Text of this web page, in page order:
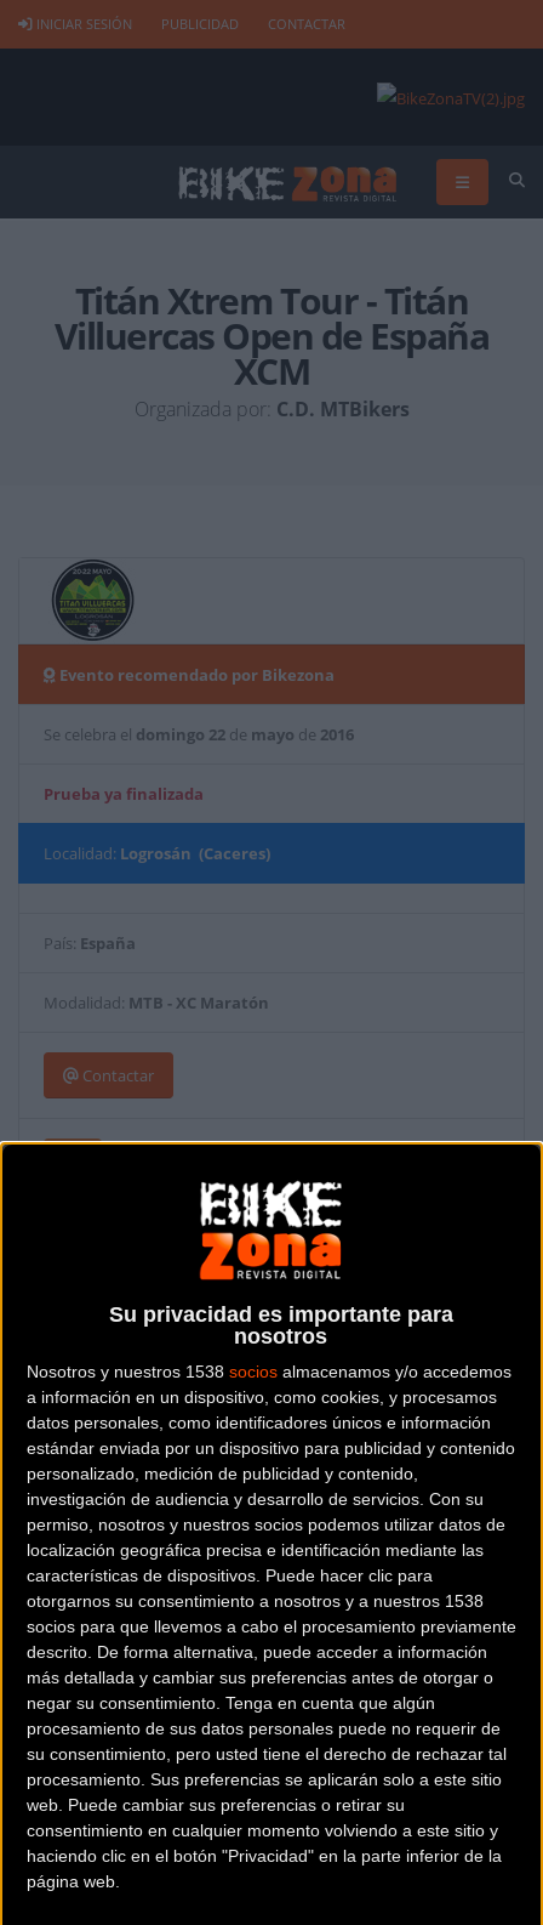
Su privacidad es importante para
nosotros
Nosotros y nuestros 1538 socios almacenamos y/o accedemos
a información en un dispositivo, como cookies, y procesamos
datos personales, como identificadores únicos e información
estándar enviada por un dispositivo para publicidad y contenido
personalizado, medición de publicidad y contenido,
investigación de audiencia y desarrollo de servicios. Con su
permiso, nosotros y nuestros socios podemos utilizar datos de
localización geográfica precisa e identificación mediante las
características de dispositivos. Puede hacer clic para
otorgarnos su consentimiento a nosotros y a nuestros 1538
socios para que llevemos a cabo el procesamiento previamente
descrito. De forma alternativa, puede acceder a información
más detallada y cambiar sus preferencias antes de otorgar o
negar su consentimiento. Tenga en cuenta que algún
procesamiento de sus datos personales puede no requerir de
su consentimiento, pero usted tiene el derecho de rechazar tal
procesamiento. Sus preferencias se aplicarán solo a este sitio
web. Puede cambiar sus preferencias o retirar su
consentimiento en cualquier momento volviendo a este sitio y
haciendo clic en el botón "Privacidad" en la parte inferior de la
página web.
INICIAR SESIÓN PUBLICIDAD CONTACTAR
Titán Xtrem Tour - Titán
Villuercas Open de España
XCM
Organizada por: C.D. MTBikers
La Titán Villuercas abrió este año el Open de España XCM y
en 2016 volverá a ser parte del circuito nacional de BTT-
maratóón. Además, formará parte de las UCI World Maratón
series, lo que ratifica el excelente nivel que ha obtenido la
prueba cacereña, con epicentro en Logrosán.
La carrera extremeña es de XCM y su presencia por primera
vez en el calendario UCI .
Volverá a darle vida a las colosales sierras de su entorno el 22
de mayo. Será prueba puntuable para el UCI WORLD
MARATHON SERIES y OPEN DE ESPAÑA. El año pasado fue
una de las pruebas revelación del torneo nacional,
planteando una durísima batatalla entre Pedro Romero y
"Quillo" Márquez, un podio de máximo nivel en cualquier
prueba de prestigio. Tan duras y tan bellas, las Villuercas.
Con Logrosán como punto de salida
Evento recomendado por Bikezona
Se celebra el domingo 22 de mayo de 2016
Prueba ya finalizada
Localidad: Logrosán (Caceres)
País: España
Modalidad: MTB - XC Maratón
Contactar